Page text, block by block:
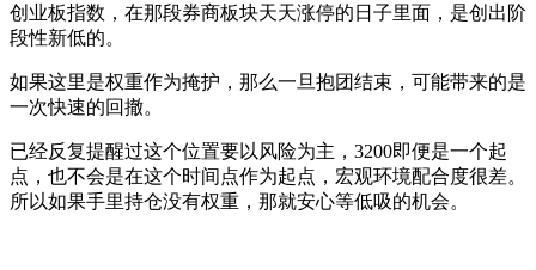
创业板指数，在那段券商板块天天涨停的日子里面，是创出阶
段性新低的。
如果这里是权重作为掩护，那么一旦抱团结束，可能带来的是
一次快速的回撤。
已经反复提醒过这个位置要以风险为主，3200即便是一个起
点，也不会是在这个时间点作为起点，宏观环境配合度很差。
所以如果手里持仓没有权重，那就安心等低吸的机会。